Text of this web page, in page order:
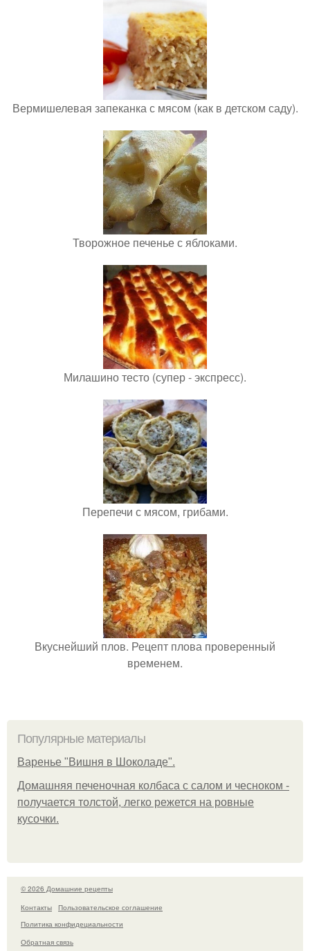
Вермишелевая запеканка с мясом (как в детском саду).
Творожное печенье с яблоками.
Милашино тесто (супер - экспресс).
Перепечи с мясом, грибами.
Вкуснейший плов. Рецепт плова проверенный
временем.
Популярные материалы
Варенье "Вишня в Шоколаде".
Домашняя печеночная колбаса с салом и чесноком -
получается толстой, легко режется на ровные
кусочки.
© 2026 Домашние рецепты
Контакты
Пользовательское соглашение
Политика конфидециальности
Обратная связь